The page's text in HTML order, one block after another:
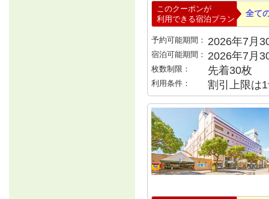
このクーポンが
利用できる宿泊プラン
全て
予約可能期間： 2026年7月
宿泊可能期間： 2026年7月
枚数制限： 先着30枚
利用条件： 割引上限は